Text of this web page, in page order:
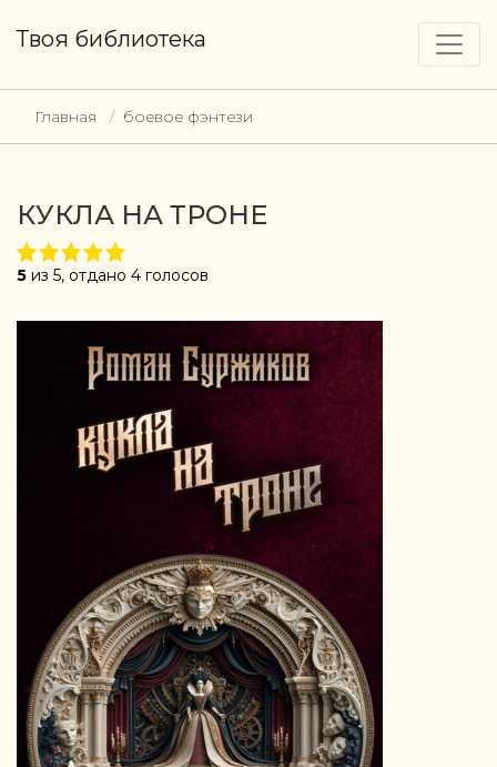
Твоя библиотека
Главная боевое фэнтези
КУКЛА НА ТРОНЕ
5 из 5, отдано 4 голосов